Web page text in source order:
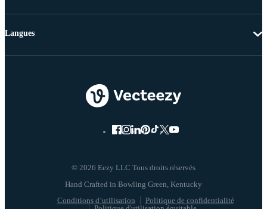
© 2026 Eezy LLC Tous droits réservés
Conditions d’utilisation
Politique de confidentialité
Langues